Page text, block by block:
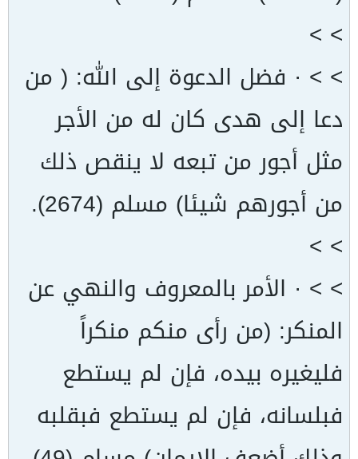
> >
> > · فضل الدعوة إلى الله: ( من
دعا إلى هدى كان له من الأجر
مثل أجور من تبعه لا ينقص ذلك
من أجورهم شيئا) مسلم (2674).
> >
> > · الأمر بالمعروف والنهي عن
المنكر: (من رأى منكم منكراً
فليغيره بيده، فإن لم يستطع
فبلسانه، فإن لم يستطع فبقلبه